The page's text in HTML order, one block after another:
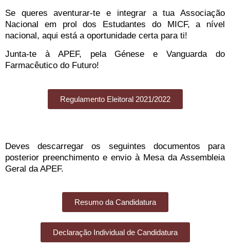
Se queres aventurar-te e integrar a tua Associação
Nacional em prol dos Estudantes do MICF, a nível
nacional, aqui está a oportunidade certa para ti!
Junta-te à APEF, pela Génese e Vanguarda do
Farmacêutico do Futuro!
Regulamento Eleitoral 2021/2022
Deves descarregar os seguintes documentos para
posterior preenchimento e envio à Mesa da Assembleia
Geral da APEF.
Resumo da Candidatura
Declaração Individual de Candidatura